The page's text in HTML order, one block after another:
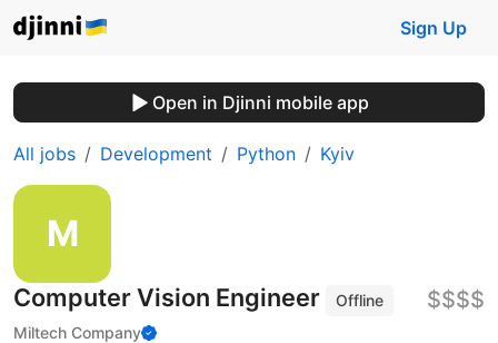
Sign Up
Open in Djinni mobile app
All jobs Development Python Kyiv
Computer Vision Engineer
Offline
Miltech Company
$$$$